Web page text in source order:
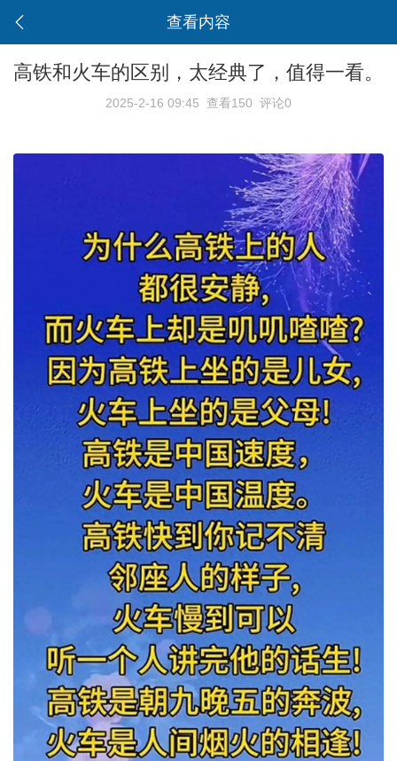
查看内容
高铁和火车的区别，太经典了，值得一看。
2025-2-16 09:45 查看150 评论0